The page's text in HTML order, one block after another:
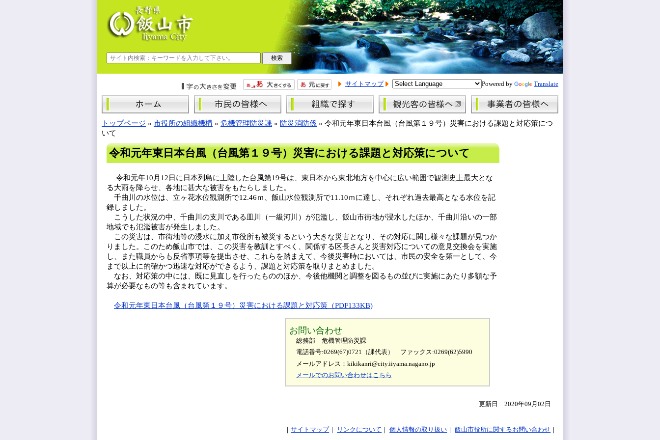
サイトマップ Powered by Translate
トップページ » 市役所の組織機構 » 危機管理防災課 » 防災消防係 » 令和元年東日本台風（台風第１９号）災害における課題と対応策につ
いて
令和元年東日本台風（台風第１９号）災害における課題と対応策について
令和元年10月12日に日本列島に上陸した台風第19号は、東日本から東北地方を中心に広い範囲で観測史上最大とな
る大雨を降らせ、各地に甚大な被害をもたらしました。
千曲川の水位は、立ヶ花水位観測所で12.46ｍ、飯山水位観測所で11.10ｍに達し、それぞれ過去最高となる水位を記
録しました。
こうした状況の中、千曲川の支川である皿川（一級河川）が氾濫し、飯山市街地が浸水したほか、千曲川沿いの一部
地域でも氾濫被害が発生しました。
この災害は、市街地等の浸水に加え市役所も被災するという大きな災害となり、その対応に関し様々な課題が見つか
りました。このため飯山市では、この災害を教訓とすべく、関係する区長さんと災害対応についての意見交換会を実施
し、また職員からも反省事項等を提出させ、これらを踏まえて、今後災害時においては、市民の安全を第一として、今
まで以上に的確かつ迅速な対応ができるよう、課題と対応策を取りまとめました。
なお、対応策の中には、既に見直しを行ったもののほか、今後他機関と調整を図るもの並びに実施にあたり多額な予
算が必要なもの等も含まれています。
令和元年東日本台風（台風第１９号）災害における課題と対応策（PDF133KB)
お問い合わせ
総務部 危機管理防災課
電話番号:0269(67)0721（課代表） ファックス:0269(62)5990
メールアドレス：kikikanri@city.iiyama.nagano.jp
メールでのお問い合わせはこちら
更新日 2020年09月02日
サイトマップ リンクについて 個人情報の取り扱い 飯山市役所に関するお問い合わせ